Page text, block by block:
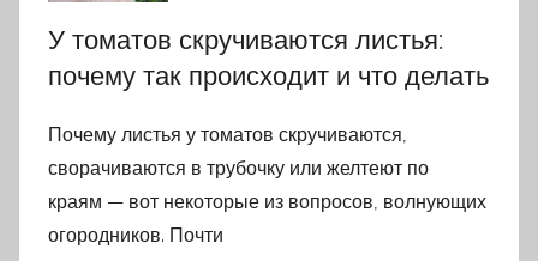
У томатов скручиваются листья:
почему так происходит и что делать
Почему листья у томатов скручиваются,
сворачиваются в трубочку или желтеют по
краям — вот некоторые из вопросов, волнующих
огородников. Почти